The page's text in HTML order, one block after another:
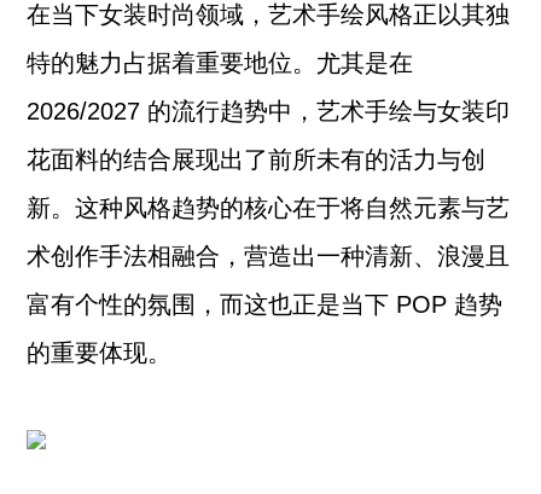
在当下女装时尚领域，艺术手绘风格正以其独
特的魅力占据着重要地位。尤其是在
2026/2027 的流行趋势中，艺术手绘与女装印
花面料的结合展现出了前所未有的活力与创
新。这种风格趋势的核心在于将自然元素与艺
术创作手法相融合，营造出一种清新、浪漫且
富有个性的氛围，而这也正是当下 POP 趋势
的重要体现。